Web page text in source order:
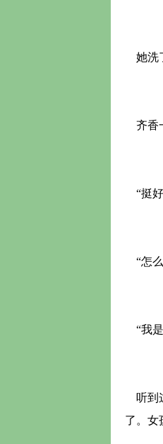
她洗
齐香
“挺好
“怎
“我是
听到
了。女